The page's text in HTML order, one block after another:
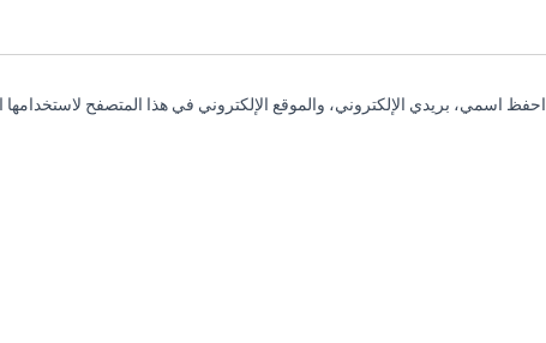
احفظ اسمي، بريدي الإلكتروني، والموقع الإلكتروني في هذا المتصفح لاستخدامها